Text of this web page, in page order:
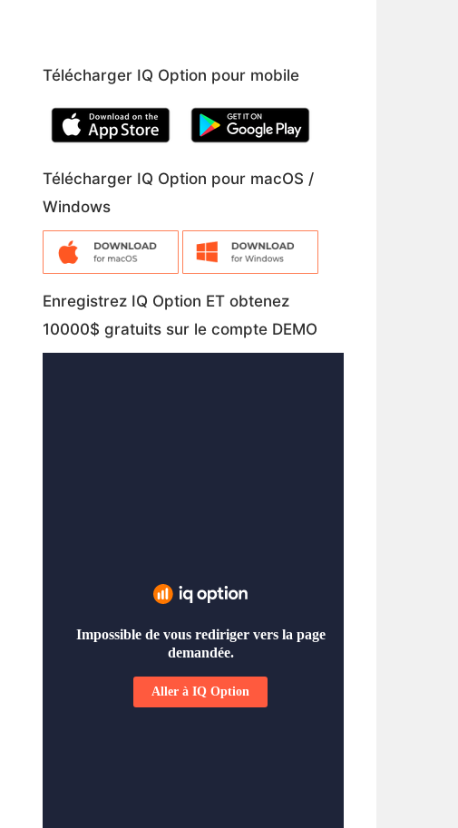
Télécharger IQ Option pour mobile
Télécharger IQ Option pour macOS /
Windows
Enregistrez IQ Option ET obtenez
10000$ gratuits sur le compte DEMO